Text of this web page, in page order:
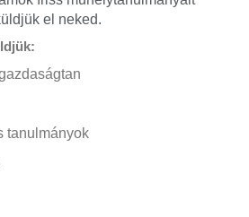
el neked.
tanulmányok